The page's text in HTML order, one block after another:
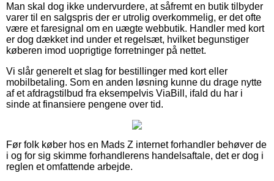
Man skal dog ikke undervurdere, at såfremt en butik tilbyder
varer til en salgspris der er utrolig overkommelig, er det ofte
være et faresignal om en uægte webbutik. Handler med kort
er dog dækket ind under et regelsæt, hvilket begunstiger
køberen imod uoprigtige forretninger på nettet.
Vi slår generelt et slag for bestillinger med kort eller
mobilbetaling. Som en anden løsning kunne du drage nytte
af et afdragstilbud fra eksempelvis ViaBill, ifald du har i
sinde at finansiere pengene over tid.
Før folk køber hos en Mads Z internet forhandler behøver de
i og for sig skimme forhandlerens handelsaftale, det er dog i
reglen et omfattende arbejde.